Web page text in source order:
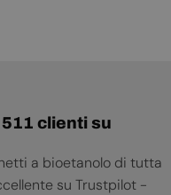
clienti su
a bioetanolo di tutta
su Trustpilot -